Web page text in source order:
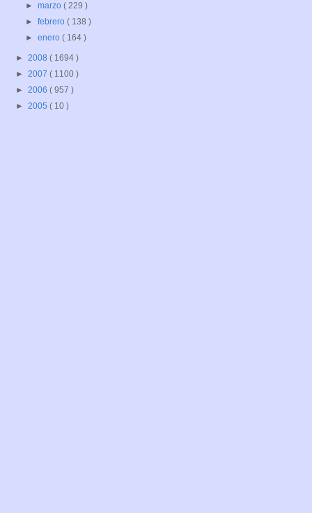
►marzo( 229 )
►febrero( 138 )
►enero( 164 )
► 2008 ( 1694 )
► 2007 ( 1100 )
► 2006 ( 957 )
► 2005 ( 10 )